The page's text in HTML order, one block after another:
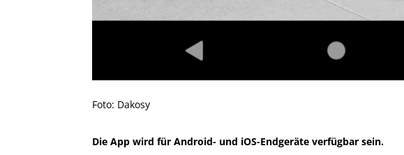
Foto: Dakosy
Die App wird für Android- und iOS-Endgeräte verfügbar sein.